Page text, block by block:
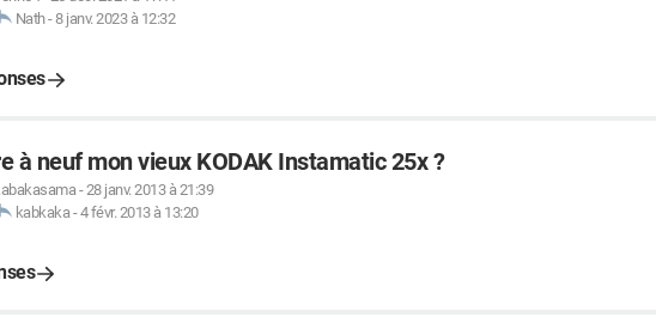
Nath-8 janv. 2023 à 12:32
à neuf mon vieux KODAK Instamatic 25x ?
-28 janv. 2013 à 21:39
kabkaka-4 févr. 2013 à 13:20